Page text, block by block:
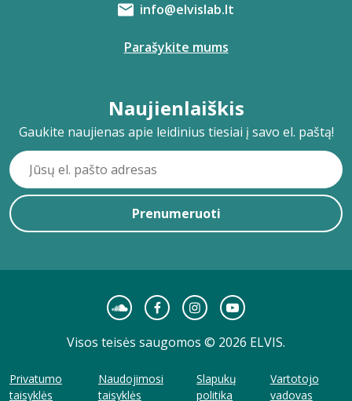
info@elvislab.lt
Parašykite mums
Naujienlaiškis
Gaukite naujienas apie leidinius tiesiai į savo el. paštą!
Prenumeruoti
Visos teisės saugomos © 2026 ELVIS.
Privatumo
taisyklės
Naudojimosi
taisyklės
Slapukų
politika
Vartotojo
vadovas